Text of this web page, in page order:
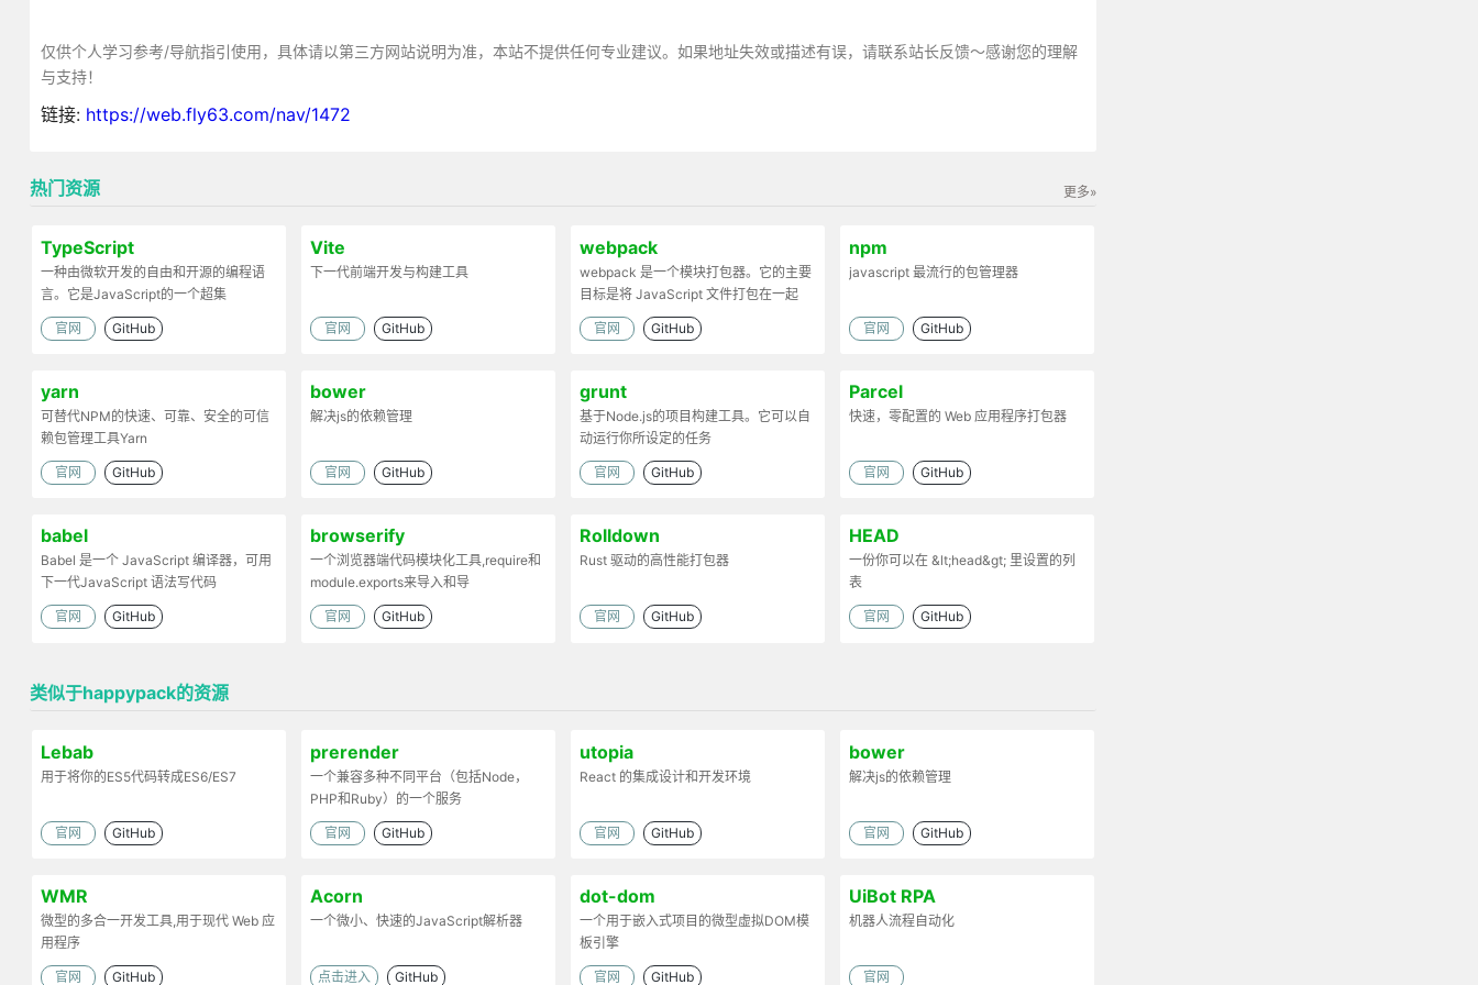
仅供个人学习参考/导航指引使用，具体请以第三方网站说明为准，本站不提供任何专业建议。如果地址失效或描述有误，请联系站长反馈～感谢您的理解
与支持！
链接: https://web.fly63.com/nav/1472
更多»
热门资源
TypeScript
一种由微软开发的自由和开源的编程语
言。它是JavaScript的一个超集
官网 GitHub
Vite
下一代前端开发与构建工具
官网 GitHub
webpack
webpack 是一个模块打包器。它的主要
目标是将 JavaScript 文件打包在一起
官网 GitHub
npm
javascript 最流行的包管理器
官网 GitHub
yarn
可替代NPM的快速、可靠、安全的可信
赖包管理工具Yarn
官网 GitHub
bower
解决js的依赖管理
官网 GitHub
grunt
基于Node.js的项目构建工具。它可以自
动运行你所设定的任务
官网 GitHub
Parcel
快速，零配置的 Web 应用程序打包器
官网 GitHub
babel
Babel 是一个 JavaScript 编译器，可用
下一代JavaScript 语法写代码
官网 GitHub
browserify
一个浏览器端代码模块化工具,require和
module.exports来导入和导
出.Browserify的原理：部署时处理代码
依赖，将模块打包为一个文件。
官网 GitHub
Rolldown
Rust 驱动的高性能打包器
官网 GitHub
HEAD
一份你可以在 &lt;head&gt; 里设置的列
表
官网 GitHub
类似于happypack的资源
Lebab
用于将你的ES5代码转成ES6/ES7
官网 GitHub
prerender
一个兼容多种不同平台（包括Node，
PHP和Ruby）的一个服务
官网 GitHub
utopia
React 的集成设计和开发环境
官网 GitHub
bower
解决js的依赖管理
官网 GitHub
WMR
微型的多合一开发工具,用于现代 Web 应
用程序
官网 GitHub
Acorn
一个微小、快速的JavaScript解析器
点击进入 GitHub
dot-dom
一个用于嵌入式项目的微型虚拟DOM模
板引擎
官网 GitHub
UiBot RPA
机器人流程自动化
官网